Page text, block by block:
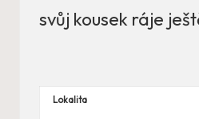
svůj kousek ráje
Lokalita